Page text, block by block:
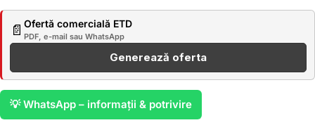
📄 Ofertă comercială ETD
PDF, e-mail sau WhatsApp
Generează oferta
💡 WhatsApp – informații & potrivire